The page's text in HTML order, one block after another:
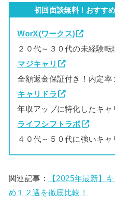
初回面談無料！おすす
WorX(ワークス)
２０代～３０代の未経験転
マジキャリ
全額返金保証付き！内定率
キャリドラ
年収アップに特化したキャ
ライフシフトラボ
４０代～５０代に強いキ
関連記事：
【2025年最新】
め１２選を徹底比較！